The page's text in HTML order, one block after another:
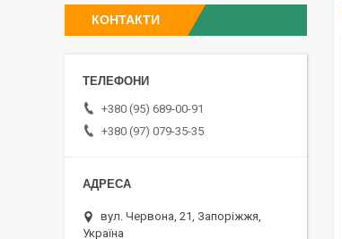
КОНТАКТИ
+380 (95) 689-00-91
+380 (97) 079-35-35
вул. Червона, 21, Запоріжжя,
Україна